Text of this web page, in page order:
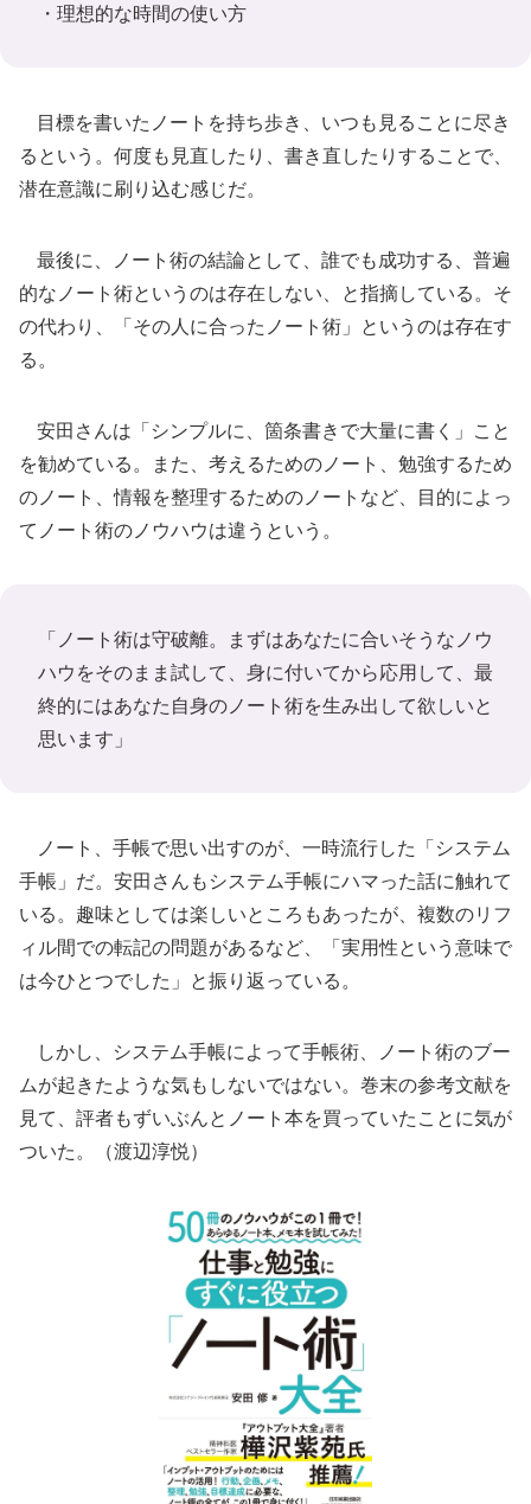
・理想的な時間の使い方
目標を書いたノートを持ち歩き、いつも見ることに尽き
るという。何度も見直したり、書き直したりすることで、
潜在意識に刷り込む感じだ。
最後に、ノート術の結論として、誰でも成功する、普遍
的なノート術というのは存在しない、と指摘している。そ
の代わり、「その人に合ったノート術」というのは存在す
る。
安田さんは「シンプルに、箇条書きで大量に書く」こと
を勧めている。また、考えるためのノート、勉強するため
のノート、情報を整理するためのノートなど、目的によっ
てノート術のノウハウは違うという。
「ノート術は守破離。まずはあなたに合いそうなノウ
ハウをそのまま試して、身に付いてから応用して、最
終的にはあなた自身のノート術を生み出して欲しいと
思います」
ノート、手帳で思い出すのが、一時流行した「システム
手帳」だ。安田さんもシステム手帳にハマった話に触れて
いる。趣味としては楽しいところもあったが、複数のリフ
ィル間での転記の問題があるなど、「実用性という意味で
は今ひとつでした」と振り返っている。
しかし、システム手帳によって手帳術、ノート術のブー
ムが起きたような気もしないではない。巻末の参考文献を
見て、評者もずいぶんとノート本を買っていたことに気が
ついた。（渡辺淳悦）